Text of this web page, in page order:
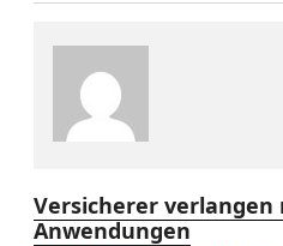
Versicherer verlangen
Anwendungen